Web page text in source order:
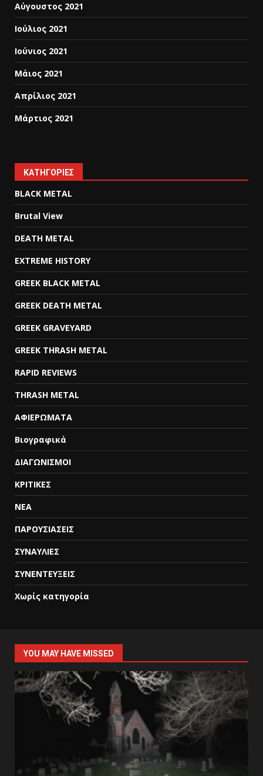
Αύγουστος 2021
Ιούλιος 2021
Ιούνιος 2021
Μάιος 2021
Απρίλιος 2021
Μάρτιος 2021
KΑΤΗΓΟΡΊΕΣ
BLACK METAL
Brutal View
DEATH METAL
EXTREME HISTORY
GREEK BLACK METAL
GREEK DEATH METAL
GREEK GRAVEYARD
GREEK THRASH METAL
RAPID REVIEWS
THRASH METAL
ΑΦΙΕΡΩΜΑΤΑ
Βιογραφικά
ΔΙΑΓΩΝΙΣΜΟΙ
ΚΡΙΤΙΚΕΣ
ΝΕΑ
ΠΑΡΟΥΣΙΑΣΕΙΣ
ΣΥΝΑΥΛΙΕΣ
ΣΥΝΕΝΤΕΥΞΕΙΣ
Χωρίς κατηγορία
YOU MAY HAVE MISSED